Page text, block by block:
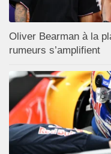
Oliver Bearman à la
rumeurs s’amplifient